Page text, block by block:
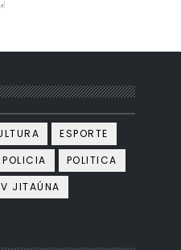
ESPORTE
POLICIA
POLITICA
JITAÚNA